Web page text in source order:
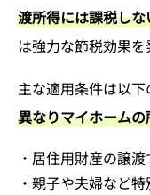
渡所得には課税しな
は強力な節税効果を
主な適用条件は以下
異なりマイホーム
・居住用財産の譲
・親子や夫婦など